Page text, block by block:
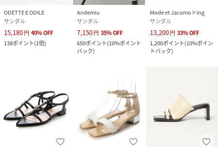
ODETTE E ODILE
サンダル
15,180円 40%OFF
138ポイント(1倍)
Andemiu
サンダル
7,150円 35%OFF
650ポイント(10%ポイント
バック)
Mode et Jacomo×ing
サンダル
13,200円 33%OFF
1,200ポイント(10%ポイン
トバック)